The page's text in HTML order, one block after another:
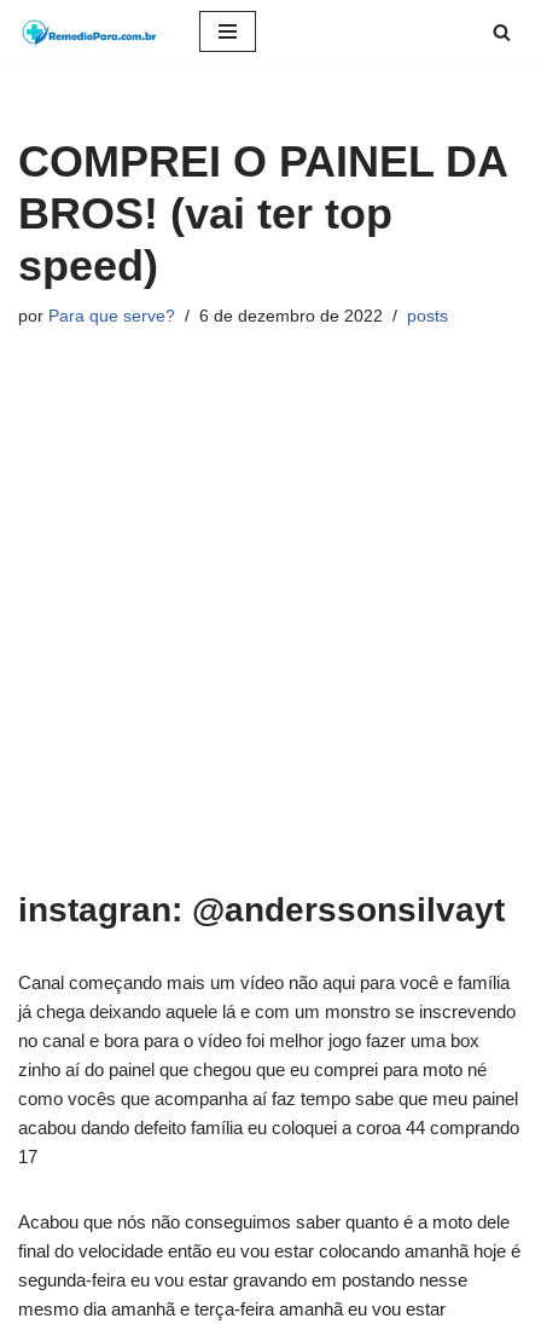
conteúdo
COMPREI O PAINEL DA
BROS! (vai ter top
speed)
por Para que serve? 6 de dezembro de 2022 posts
instagran: @anderssonsilvayt
Canal começando mais um vídeo não aqui para você e família
já chega deixando aquele lá e com um monstro se inscrevendo
no canal e bora para o vídeo foi melhor jogo fazer uma box
zinho aí do painel que chegou que eu comprei para moto né
como vocês que acompanha aí faz tempo sabe que meu painel
acabou dando defeito família eu coloquei a coroa 44 comprando
17
Acabou que nós não conseguimos saber quanto é a moto dele
final do velocidade então eu vou estar colocando amanhã hoje é
segunda-feira eu vou estar gravando em postando nesse
mesmo dia amanhã e terça-feira amanhã eu vou estar